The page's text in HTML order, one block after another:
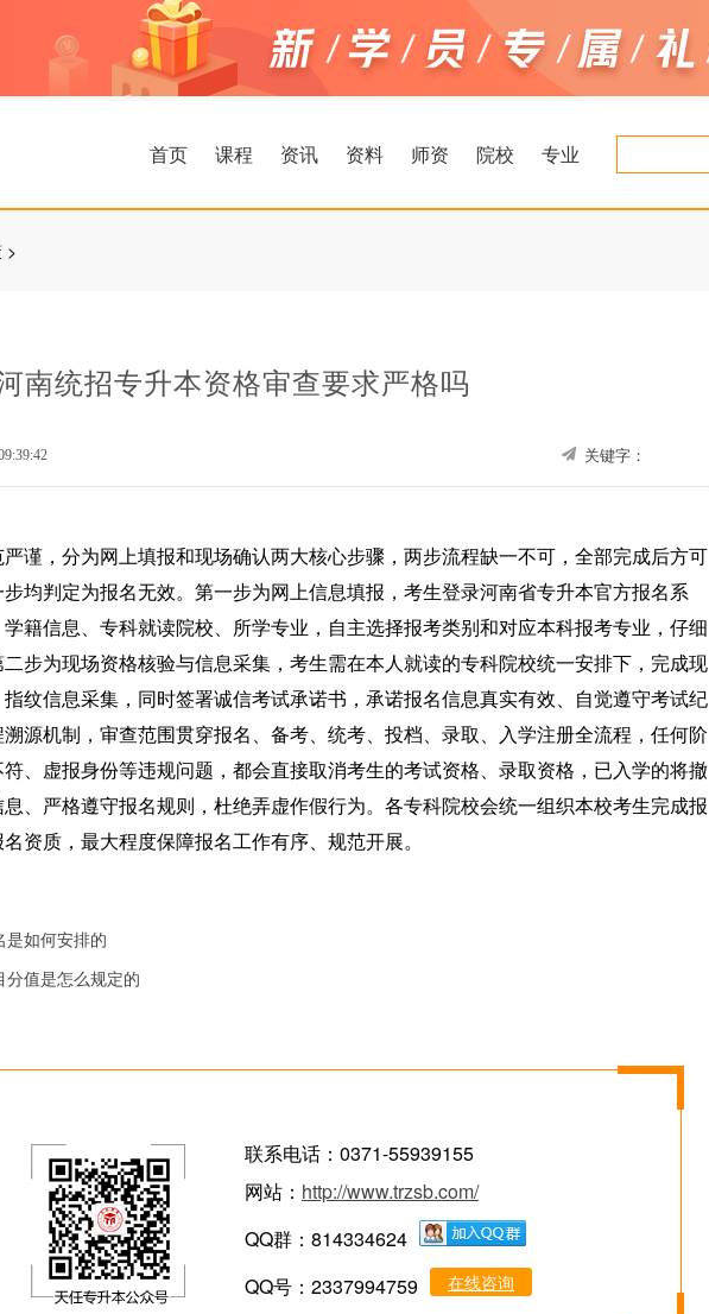
首页 课程 资讯 资料 师资 院校 专业
>
南统招专升本资格审查要求严格吗
关键字：
，分为网上填报和现场确认两大核心步骤，两步流程缺一不可，全部完成后方可
均判定为报名无效。第一步为网上信息填报，考生登录河南省专升本官方报名系
籍信息、专科就读院校、所学专业，自主选择报考类别和对应本科报考专业，仔细
步为现场资格核验与信息采集，考生需在本人就读的专科院校统一安排下，完成现
纹信息采集，同时签署诚信考试承诺书，承诺报名信息真实有效、自觉遵守考试纪
源机制，审查范围贯穿报名、备考、统考、投档、录取、入学注册全流程，任何阶
、虚报身份等违规问题，都会直接取消考生的考试资格、录取资格，已入学的将撤
、严格遵守报名规则，杜绝弄虚作假行为。各专科院校会统一组织本校考生完成报
资质，最大程度保障报名工作有序、规范开展。
是如何安排的
分值是怎么规定的
联系电话：0371-55939155
网站： http://www.trzsb.com/
QQ群：814334624
QQ号：2337994759
在线咨询